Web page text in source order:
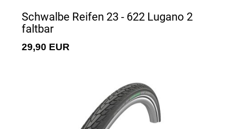
Schwalbe Reifen 23 - 622 Lugano 2
faltbar
29,90 EUR